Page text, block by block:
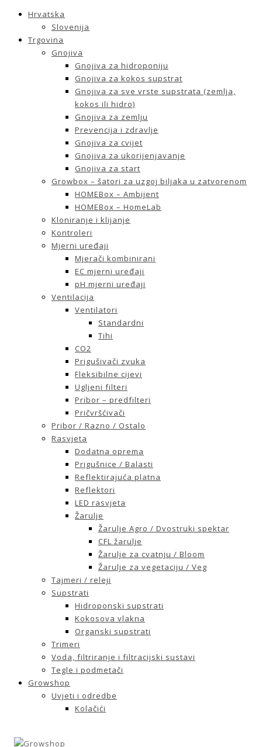
Hrvatska
Slovenija
Trgovina
Gnojiva
Gnojiva za hidroponiju
Gnojiva za kokos supstrat
Gnojiva za sve vrste supstrata (zemlja,
kokos ili hidro)
Gnojiva za zemlju
Prevencija i zdravlje
Gnojiva za cvijet
Gnojiva za ukorijenjavanje
Gnojiva za start
Growbox – šatori za uzgoj biljaka u zatvorenom
HOMEBox – Ambijent
HOMEBox – HomeLab
Kloniranje i klijanje
Kontroleri
Mjerni uređaji
Mjerači kombinirani
EC mjerni uređaji
pH mjerni uređaji
Ventilacija
Ventilatori
Standardni
Tihi
CO2
Prigušivači zvuka
Fleksibilne cijevi
Ugljeni filteri
Pribor – predfilteri
Pričvršćivači
Pribor / Razno / Ostalo
Rasvjeta
Dodatna oprema
Prigušnice / Balasti
Reflektirajuća platna
Reflektori
LED rasvjeta
Žarulje
Žarulje Agro / Dvostruki spektar
CFL žarulje
Žarulje za cvatnju / Bloom
Žarulje za vegetaciju / Veg
Tajmeri / releji
Supstrati
Hidroponski supstrati
Kokosova vlakna
Organski supstrati
Trimeri
Voda, filtriranje i filtracijski sustavi
Tegle i podmetači
Growshop
Uvjeti i odredbe
Kolačići